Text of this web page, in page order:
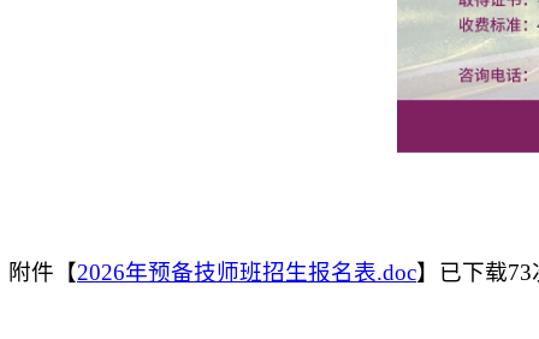
附件【2026年预备技师班招生报名表.doc】 已下载73